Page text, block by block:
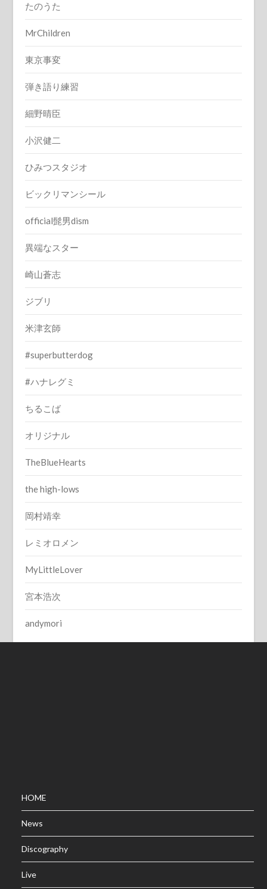
たのうた
MrChildren
東京事変
弾き語り練習
細野晴臣
小沢健二
ひみつスタジオ
ビックリマンシール
official髭男dism
異端なスター
崎山蒼志
ジブリ
米津玄師
#superbutterdog
#ハナレグミ
ちるこば
オリジナル
TheBlueHearts
the high-lows
岡村靖幸
レミオロメン
MyLittleLover
宮本浩次
andymori
HOME
News
Discography
Live